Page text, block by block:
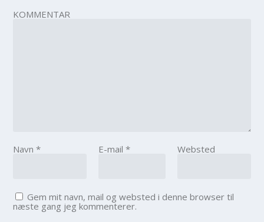
KOMMENTAR
Navn* E-mail * Websted
Gem mit navn, mail og websted i denne browser til
næste gang jeg kommenterer.